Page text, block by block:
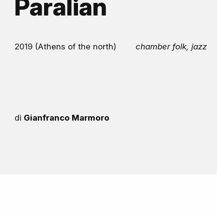
Paralian
2019 (Athens of the north) chamber folk, jazz
di Gianfranco Marmoro